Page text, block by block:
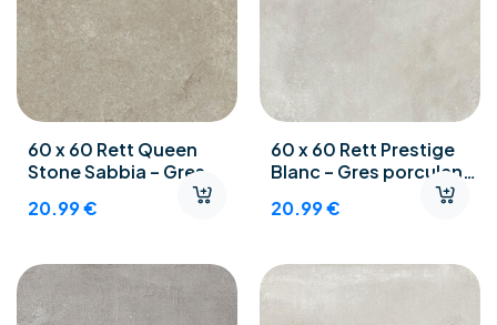
60 x 60 Rett Queen
Stone Sabbia – Gres
pločice
20.99€
60 x 60 Rett Prestige
Blanc – Gres porculan
20.99€